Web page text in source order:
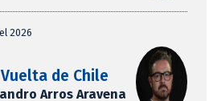
2026
de Chile
Arros Aravena